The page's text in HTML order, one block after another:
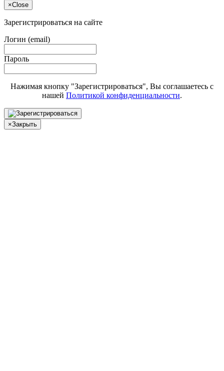
×Close
Зарегистрироваться на сайте
Логин (email)
Пароль
Нажимая кнопку "Зарегистрироваться", Вы соглашаетесь с
нашей Политикой конфиденциальности.
×Закрыть